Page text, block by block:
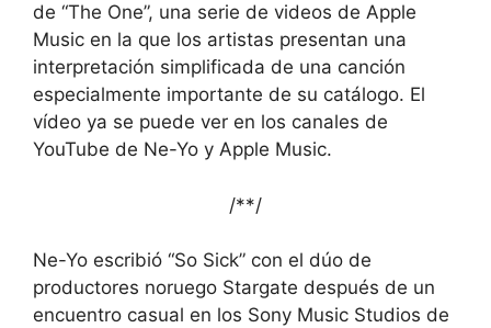
de “The One”, una serie de videos de Apple
Music en la que los artistas presentan una
interpretación simplificada de una canción
especialmente importante de su catálogo. El
vídeo ya se puede ver en los canales de
YouTube de Ne-Yo y Apple Music.
/**/
Ne-Yo escribió “So Sick” con el dúo de
productores noruego Stargate después de un
encuentro casual en los Sony Music Studios de